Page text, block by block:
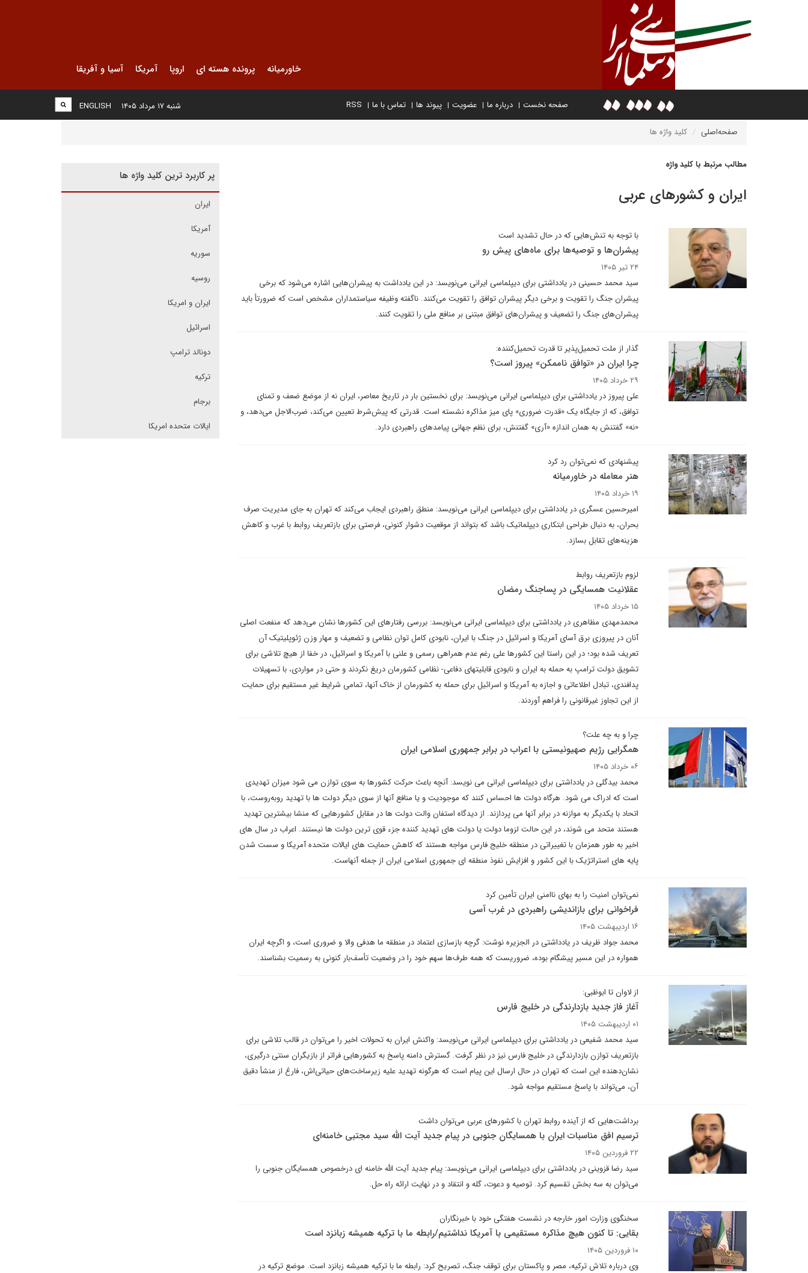
خاورمیانه پرونده هسته ای اروپا آمریکا آسیا و آفریقا
صفحه نخست درباره ما عضویت پیوند ها تماس با ما RSS
ENGLISH شنبه ۱۷ مرداد ۱۴۰۵
صفحه‌اصلی کلید واژه ها
مطالب مرتبط با کلید واژه
ایران و کشورهای عربی
با توجه به تنش‌هایی که در حال تشدید است
پیشران‌ها و توصیه‌ها برای ماه‌های پیش رو
۲۴ تیر ۱۴۰۵
سید محمد حسینی در یادداشتی برای دیپلماسی ایرانی می‌نویسد: در این یادداشت به پیشران‌هایی اشاره می‌شود که برخی
پیشران جنگ را تقویت و برخی دیگر پیشران توافق را تقویت می‌کنند. ناگفته وظیفه سیاستمداران مشخص است که ضرورتأ باید
پیشران‌های جنگ را تضعیف و پیشران‌های توافق مبتنی بر منافع ملی را تقویت کنند.
گذار از ملت تحمیل‌پذیر تا قدرت تحمیل‌کننده:
چرا ایران در «توافق ناممکن» پیروز است؟
۲۹ خرداد ۱۴۰۵
علی پیروز در یادداشتی برای دیپلماسی ایرانی می‌نویسد: برای نخستین بار در تاریخ معاصر، ایران نه از موضع ضعف و تمنای
توافق، که از جایگاه یک «قدرت ضروری» پای میز مذاکره نشسته است. قدرتی که پیش‌شرط تعیین می‌کند، ضرب‌الاجل می‌دهد، و
«نه» گفتنش به همان اندازه «آری» گفتنش، برای نظم جهانی پیامدهای راهبردی دارد.
پیشنهادی که نمی‌توان رد کرد
هنر معامله در خاورمیانه
۱۹ خرداد ۱۴۰۵
امیرحسین عسگری در یادداشتی برای دیپلماسی ایرانی می‌نویسد: منطق راهبردی ایجاب می‌کند که تهران به جای مدیریت صرف
بحران، به دنبال طراحی ابتکاری دیپلماتیک باشد که بتواند از موقعیت دشوار کنونی، فرصتی برای بازتعریف روابط با غرب و کاهش
هزینه‌های تقابل بسازد.
لزوم بازتعریف روابط
عقلانیت همسایگی در پساجنگ رمضان
۱۵ خرداد ۱۴۰۵
محمدمهدی مظاهری در یادداشتی برای دیپلماسی ایرانی می‌نویسد: بررسی رفتارهای این کشورها نشان می‌دهد که منفعت اصلی
آنان در پیروزی برق آسای آمریکا و اسرائیل در جنگ با ایران، نابودی کامل توان نظامی و تضعیف و مهار وزن ژئوپلیتیک آن
تعریف شده بود؛ در این راستا این کشورها علی رغم عدم همراهی رسمی و علنی با آمریکا و اسرائیل، در خفا از هیچ تلاشی برای
تشویق دولت ترامپ به حمله به ایران و نابودی قابلیتهای دفاعی- نظامی کشورمان دریغ نکردند و حتی در مواردی، با تسهیلات
پدافندی، تبادل اطلاعاتی و اجازه به آمریکا و اسرائیل برای حمله به کشورمان از خاک آنها، تمامی شرایط غیر مستقیم برای حمایت
از این تجاوز غیرقانونی را فراهم آوردند.
چرا و به چه علت؟
همگرایی رژیم صهیونیستی با اعراب در برابر جمهوری اسلامی ایران
۰۶ خرداد ۱۴۰۵
محمد بیدگلی در یادداشتی برای دیپلماسی ایرانی می نویسد: آنچه باعث حرکت کشورها به سوی توازن می شود میزان تهدیدی
است که ادراک می شود. هرگاه دولت ها احساس کنند که موجودیت و یا منافع آنها از سوی دیگر دولت ها با تهدید روبه‌روست، با
اتحاد با یکدیگر به موازنه در برابر آنها می پردازند. از دیدگاه استفان والت دولت ها در مقابل کشورهایی که منشا بیشترین تهدید
هستند متحد می شوند، در این حالت لزوما دولت یا دولت های تهدید کننده جزء قوی ترین دولت ها نیستند. اعراب در سال های
اخیر به طور همزمان با تغییراتی در منطقه خلیج فارس مواجه هستند که کاهش حمایت های ایالات متحده آمریکا و سست شدن
پایه های استراتژیک با این کشور و افزایش نفوذ منطقه ای جمهوری اسلامی ایران از جمله آنهاست.
نمی‌توان امنیت را به بهای ناامنی ایران تأمین کرد
فراخوانی برای بازاندیشی راهبردی در غرب آسی
۱۶ اردیبهشت ۱۴۰۵
محمد جواد ظریف در یادداشتی در الجزیره نوشت: گرچه بازسازی اعتماد در منطقه ما هدفی والا و ضروری است، و اگرچه ایران
همواره در این مسیر پیشگام بوده، ضروریست که همه طرف‌ها سهم خود را در وضعیت تأسف‌بار کنونی به رسمیت بشناسند.
از لاوان تا ابوظبی:
آغاز فاز جدید بازدارندگی در خلیج فارس
۰۱ اردیبهشت ۱۴۰۵
سید محمد شفیعی در یادداشتی برای دیپلماسی ایرانی می‌نویسد: واکنش ایران به تحولات اخیر را می‌توان در قالب تلاشی برای
بازتعریف توازن بازدارندگی در خلیج فارس نیز در نظر گرفت. گسترش دامنه پاسخ به کشورهایی فراتر از بازیگران سنتی درگیری،
نشان‌دهنده این است که تهران در حال ارسال این پیام است که هرگونه تهدید علیه زیرساخت‌های حیاتی‌اش، فارغ از منشأ دقیق
آن، می‌تواند با پاسخ مستقیم مواجه شود.
برداشت‌هایی که از آینده روابط تهران با کشورهای عربی می‌توان داشت
ترسیم افق مناسبات ایران با همسایگان جنوبی در پیام جدید آیت الله سید مجتبی خامنه‌ای
۲۲ فروردین ۱۴۰۵
سید رضا قزوینی در یادداشتی برای دیپلماسی ایرانی می‌نویسد: پیام جدید آیت الله خامنه ای درخصوص همسایگان جنوبی را
می‌توان به سه بخش تقسیم کرد. توصیه و دعوت، گله و انتقاد و در نهایت ارائه راه حل.
سخنگوی وزارت امور خارجه در نشست هفتگی خود با خبرنگاران
بقایی: تا کنون هیچ مذاکره مستقیمی با آمریکا نداشتیم/رابطه ما با ترکیه همیشه زبانزد است
۱۰ فروردین ۱۴۰۵
وی درباره تلاش ترکیه، مصر و پاکستان برای توقف جنگ، تصریح کرد: رابطه ما با ترکیه همیشه زبانزد است. موضع ترکیه در
پر کاربرد ترین کلید واژه ها
ایران
آمریکا
سوریه
روسیه
ایران و امریکا
اسرائیل
دونالد ترامپ
ترکیه
برجام
ایالات متحده امریکا